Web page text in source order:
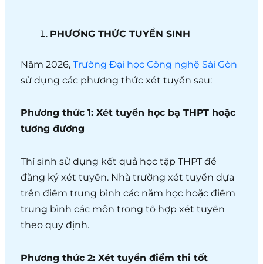
PHƯƠNG THỨC TUYỂN SINH
Năm 2026,Trường Đại học Công nghệ Sài Gòn
sử dụng các phương thức xét tuyển sau:
Phương thức 1: Xét tuyển học bạ THPT hoặc
tương đương
Thí sinh sử dụng kết quả học tập THPT để
đăng ký xét tuyển. Nhà trường xét tuyển dựa
trên điểm trung bình các năm học hoặc điểm
trung bình các môn trong tổ hợp xét tuyển
theo quy định.
Phương thức 2: Xét tuyển điểm thi tốt